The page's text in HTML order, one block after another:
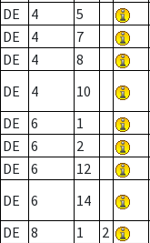
DE
4 5
DE
4 7
DE
4 8
DE
4 10
DE
6 1
DE
6 2
DE
6 12
DE
6 14
DE
8 1 2